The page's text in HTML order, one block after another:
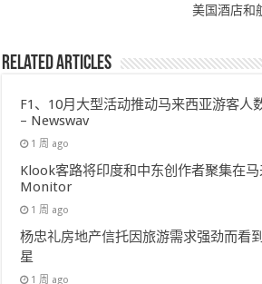
美国酒店和
Related Articles
F1、10月大型活动推动马来西亚游客人
– Newswav
1 周 ago
Klook客路将印度和中东创作者聚集在
Monitor
1 周 ago
杨忠礼房地产信托因旅游需求强劲而看
星
1 周 ago